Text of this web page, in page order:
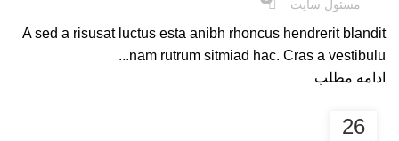
مسئول سایت
A sed a risusat luctus esta anibh rhoncus hendrerit blandit
nam rutrum sitmiad hac. Cras a vestibulu...
ادامه مطلب
26
دسته‌بندی نشده